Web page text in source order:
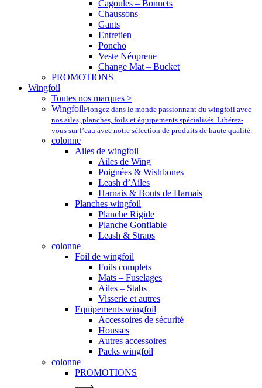
Cagoules – Bonnets
Chaussons
Gants
Entretien
Poncho
Veste Néoprene
Change Mat – Bucket
PROMOTIONS
Wingfoil
Toutes nos marques >
WingfoilPlongez dans le monde passionnant du wingfoil avec
nos ailes, planches, foils et équipements spécialisés. Libérez-
vous sur l’eau avec notre sélection de produits de haute qualité.
colonne
Ailes de wingfoil
Ailes de Wing
Poignées & Wishbones
Leash d’Ailes
Harnais & Bouts de Harnais
Planches wingfoil
Planche Rigide
Planche Gonflable
Leash & Straps
colonne
Foil de wingfoil
Foils complets
Mats – Fuselages
Ailes – Stabs
Visserie et autres
Equipements wingfoil
Accessoires de sécurité
Housses
Autres accessoires
Packs wingfoil
colonne
PROMOTIONS